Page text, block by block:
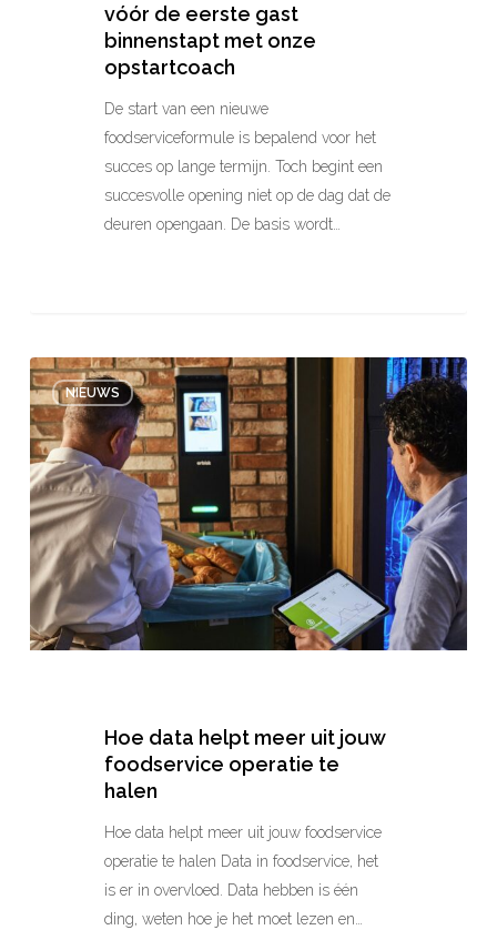
vóór de eerste gast
binnenstapt met onze
opstartcoach
De start van een nieuwe
foodserviceformule is bepalend voor het
succes op lange termijn. Toch begint een
succesvolle opening niet op de dag dat de
deuren opengaan. De basis wordt…
NIEUWS
Hoe
data
helpt
meer
uit
jouw
foodservice
operatie
te
halen
Hoe data helpt meer uit jouw
foodservice operatie te
halen
Hoe data helpt meer uit jouw foodservice
operatie te halen Data in foodservice, het
is er in overvloed. Data hebben is één
ding, weten hoe je het moet lezen en…